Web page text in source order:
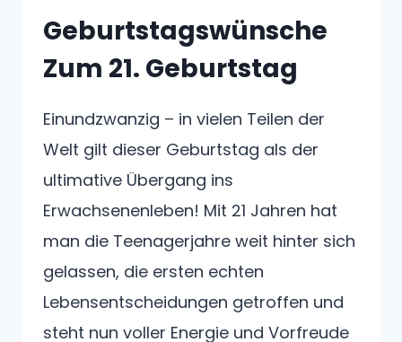
Geburtstagswünsche
Zum 21. Geburtstag
Einundzwanzig – in vielen Teilen der
Welt gilt dieser Geburtstag als der
ultimative Übergang ins
Erwachsenenleben! Mit 21 Jahren hat
man die Teenagerjahre weit hinter sich
gelassen, die ersten echten
Lebensentscheidungen getroffen und
steht nun voller Energie und Vorfreude